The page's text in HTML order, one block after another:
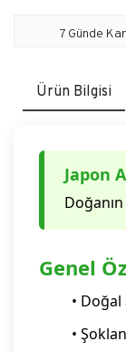
7 Günde
Ürün Bilgisi
Japon
Genel
•
•